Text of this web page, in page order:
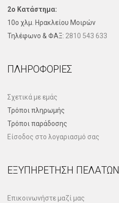
2ο Κατάστημα:
10ο χλμ. Ηρακλείου Μοιρών
Τηλέφωνo & ΦΑΞ: 2810 543 633
ΠΛΗΡΟΦΟΡΊΕΣ
Σχετικά με εμάς
Τρόποι πληρωμής
Τρόποι παράδοσης
Είσοδος στο λογαριασμό σας
ΕΞΥΠΗΡΈΤΗΣΗ ΠΕΛΑΤΏΝ
Επικοινωνήστε μαζί μας